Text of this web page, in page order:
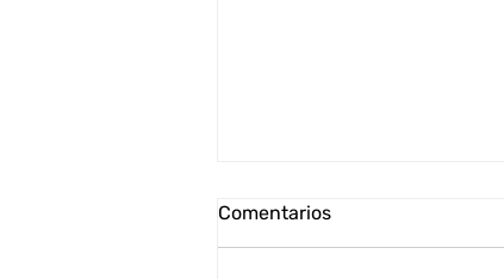
Comentarios